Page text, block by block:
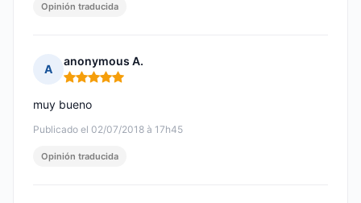
Opinión traducida
A
anonymous A.
Nota: 5 de 5
Publicado el 02/07/2018 à 17h45
muy bueno
Opinión traducida